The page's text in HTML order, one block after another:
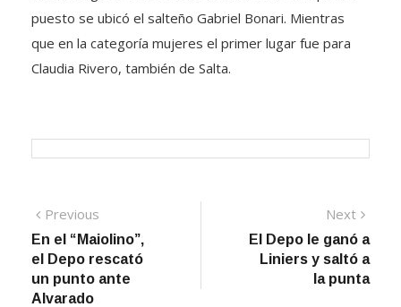
puesto se ubicó el salteño Gabriel Bonari. Mientras
que en la categoría mujeres el primer lugar fue para
Claudia Rivero, también de Salta.
Navegación
de
entradas
Previous
post:
En el “Maiolino”,
el Depo rescató
un punto ante
Alvarado
Next
post:
El Depo le ganó a
Liniers y saltó a
la punta